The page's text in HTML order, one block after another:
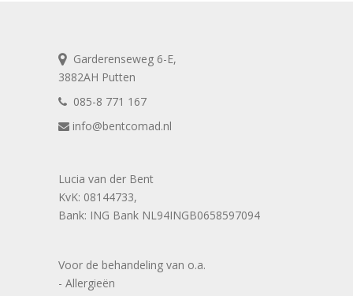
Garderenseweg 6-E,
3882AH Putten
085-8 771 167
info@bentcomad.nl
Lucia van der Bent
KvK: 08144733,
Bank: ING Bank NL94INGB0658597094
Voor de behandeling van o.a.
- Allergieën